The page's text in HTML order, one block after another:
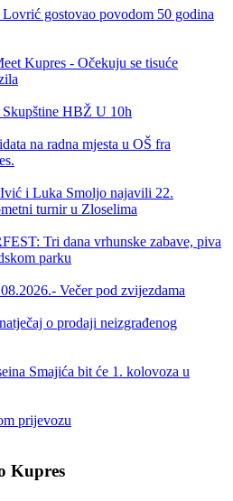
gostovao povodom 50 godina
Kupres - Očekuju se tisuće
Skupštine HBŽ U 10h
na radna mjesta u OŠ fra
i Luka Smoljo najavili 22.
turnir u Zloselima
Tri dana vrhunske zabave, piva
parku
Večer pod zvijezdama
o prodaji neizgrađenog
Smajića bit će 1. kolovoza u
prijevozu
Kupres